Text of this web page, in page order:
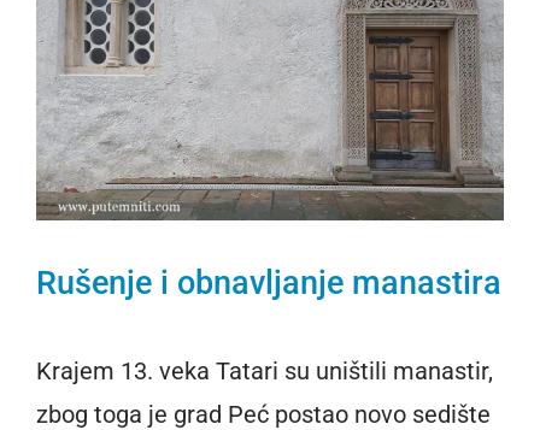
Rušenje i obnavljanje manastira
Krajem 13. veka Tatari su uništili manastir,
zbog toga je grad Peć postao novo sedište